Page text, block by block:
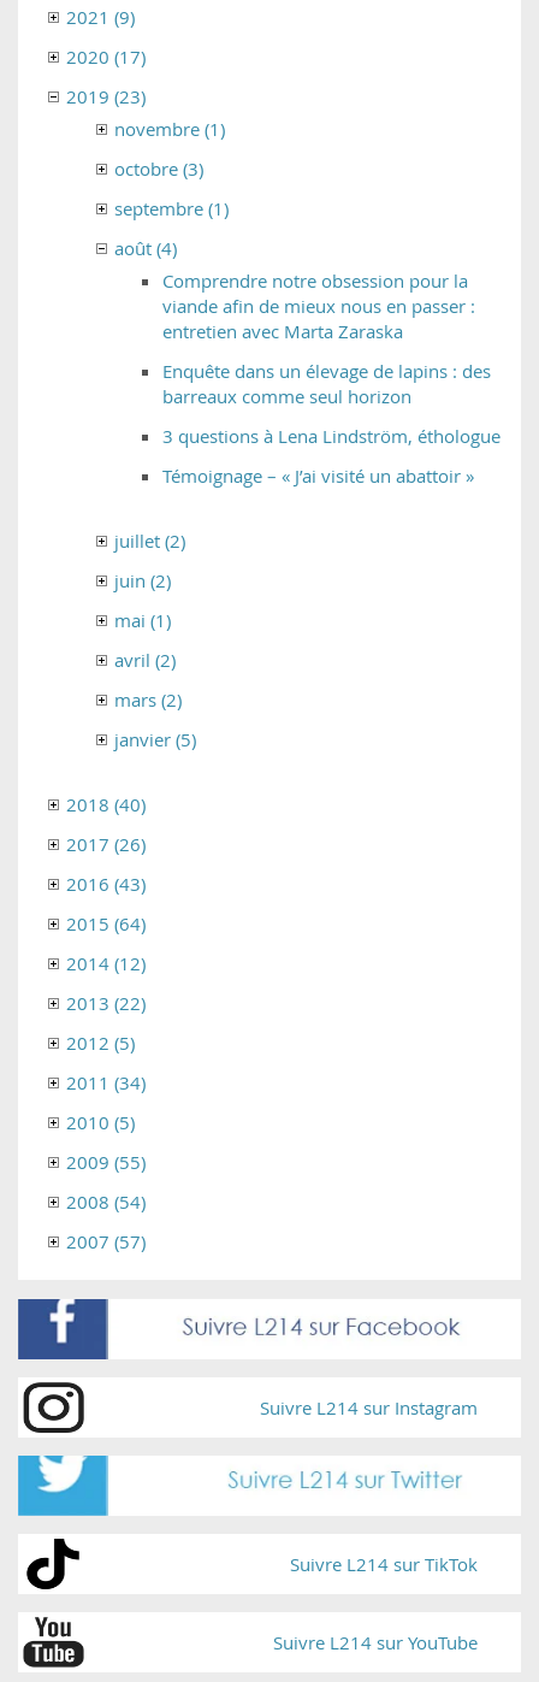
2021 (9)
2020 (17)
2019 (23)
novembre (1)
octobre (3)
septembre (1)
août (4)
Comprendre notre obsession pour la
viande afin de mieux nous en passer :
entretien avec Marta Zaraska
Enquête dans un élevage de lapins : des
barreaux comme seul horizon
3 questions à Lena Lindström, éthologue
Témoignage – « J’ai visité un abattoir »
juillet (2)
juin (2)
mai (1)
avril (2)
mars (2)
janvier (5)
2018 (40)
2017 (26)
2016 (43)
2015 (64)
2014 (12)
2013 (22)
2012 (5)
2011 (34)
2010 (5)
2009 (55)
2008 (54)
2007 (57)
Suivre L214 sur Instagram
Suivre L214 sur TikTok
Suivre L214 sur YouTube